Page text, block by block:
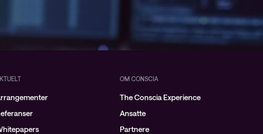
OM CONSCIA
The Conscia Experience
Ansatte
Partnere